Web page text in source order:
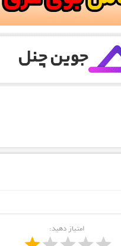
امتیاز دهید: